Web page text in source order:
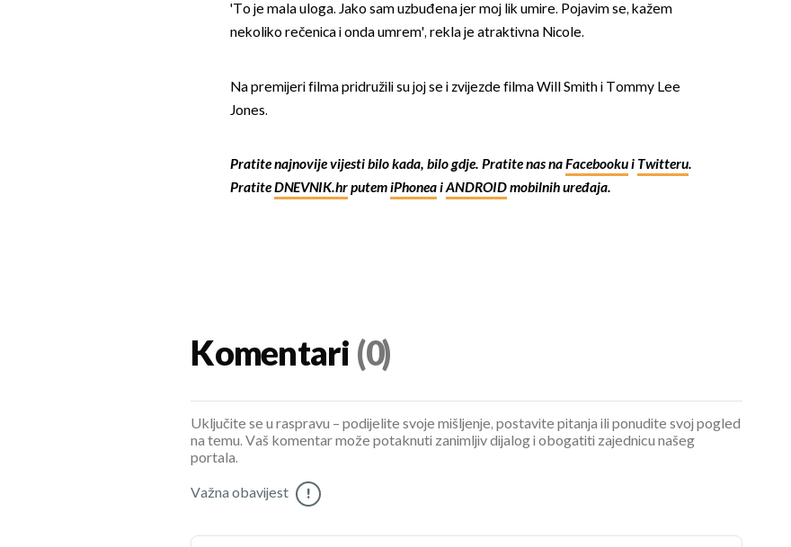
'To je mala uloga. Jako sam uzbuđena jer moj lik umire. Pojavim se, kažem
nekoliko rečenica i onda umrem', rekla je atraktivna Nicole.
Na premijeri filma pridružili su joj se i zvijezde filma Will Smith i Tommy Lee
Jones.
Pratite najnovije vijesti bilo kada, bilo gdje. Pratite nas naFacebookui Twitteru.
PratiteDNEVNIK.hrputemiPhoneaiANDROIDmobilnih uređaja.
Komentari (0)
Uključite se u raspravu – podijelite svoje mišljenje, postavite pitanja ili ponudite svoj pogled
na temu. Vaš komentar može potaknuti zanimljiv dijalog i obogatiti zajednicu našeg
portala.
Važna obavijest !